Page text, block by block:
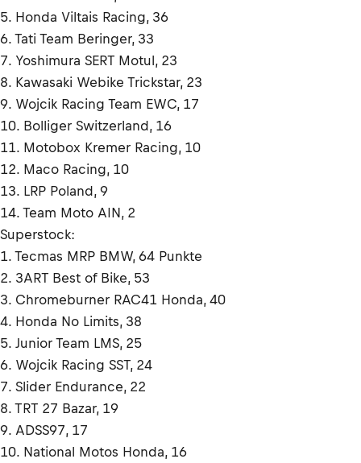
5. Honda Viltais Racing, 36
6. Tati Team Beringer, 33
7. Yoshimura SERT Motul, 23
8. Kawasaki Webike Trickstar, 23
9. Wojcik Racing Team EWC, 17
10. Bolliger Switzerland, 16
11. Motobox Kremer Racing, 10
12. Maco Racing, 10
13. LRP Poland, 9
14. Team Moto AIN, 2
Superstock:
1. Tecmas MRP BMW, 64 Punkte
2. 3ART Best of Bike, 53
3. Chromeburner RAC41 Honda, 40
4. Honda No Limits, 38
5. Junior Team LMS, 25
6. Wojcik Racing SST, 24
7. Slider Endurance, 22
8. TRT 27 Bazar, 19
9. ADSS97, 17
10. National Motos Honda, 16